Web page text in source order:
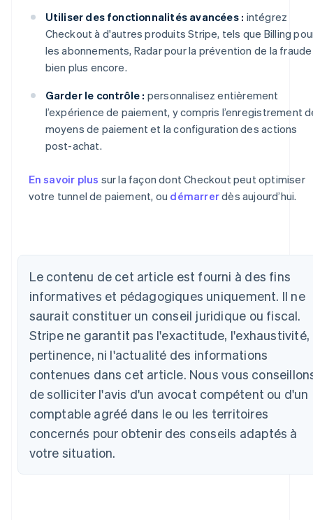
Utiliser des fonctionnalités avancées : intégrez
Checkout à d'autres produits Stripe, tels que Billing
les abonnements, Radar pour la prévention de la
bien plus encore.
Garder le contrôle : personnalisez entièrement
l’expérience de paiement, y compris l’enregistrement
moyens de paiement et la configuration des actions
post-achat.
En savoir plus sur la façon dont Checkout peut optimiser
votre tunnel de paiement, ou démarrerdès aujourd’hui.
Le contenu de cet article est fourni à des fins
informatives et pédagogiques uniquement. Il ne
saurait constituer un conseil juridique ou fiscal.
Stripe ne garantit pas l'exactitude, l'exhaustivité,
pertinence, ni l'actualité des informations
contenues dans cet article. Nous vous
de solliciter l'avis d'un avocat compétent ou d'un
comptable agréé dans le ou les territoires
concernés pour obtenir des conseils adaptés à
votre situation.
Allemagne
DeutschEnglish
Australie
Autriche
DeutschEnglish
Belgique
Nederlands Français DeutschEnglish
Brésil
Português English
English
Canada